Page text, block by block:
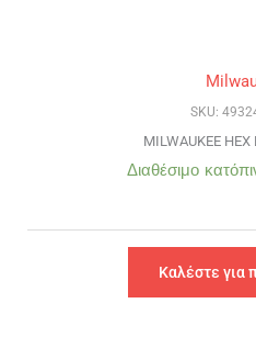
SKU:
MILWAUKEE
Διαθέσιμο
Καλέστε για